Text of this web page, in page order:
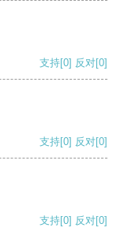
支持[0] 反对[0]
支持[0] 反对[0]
支持[0] 反对[0]